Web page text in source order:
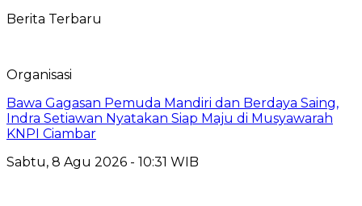
Berita Terbaru
Organisasi
Bawa Gagasan Pemuda Mandiri dan Berdaya Saing,
Indra Setiawan Nyatakan Siap Maju di Musyawarah
KNPI Ciambar
Sabtu, 8 Agu 2026 - 10:31 WIB